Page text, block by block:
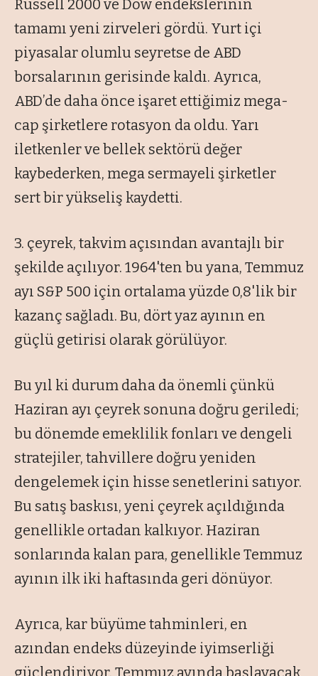
Russell 2000 ve Dow endekslerinin
tamamı yeni zirveleri gördü. Yurt içi
piyasalar olumlu seyretse de ABD
borsalarının gerisinde kaldı. Ayrıca,
ABD’de daha önce işaret ettiğimiz mega-
cap şirketlere rotasyon da oldu. Yarı
iletkenler ve bellek sektörü değer
kaybederken, mega sermayeli şirketler
sert bir yükseliş kaydetti.
3. çeyrek, takvim açısından avantajlı bir
şekilde açılıyor. 1964'ten bu yana, Temmuz
ayı S&P 500 için ortalama yüzde 0,8'lik bir
kazanç sağladı. Bu, dört yaz ayının en
güçlü getirisi olarak görülüyor.
Bu yıl ki durum daha da önemli çünkü
Haziran ayı çeyrek sonuna doğru geriledi;
bu dönemde emeklilik fonları ve dengeli
stratejiler, tahvillere doğru yeniden
dengelemek için hisse senetlerini satıyor.
Bu satış baskısı, yeni çeyrek açıldığında
genellikle ortadan kalkıyor. Haziran
sonlarında kalan para, genellikle Temmuz
ayının ilk iki haftasında geri dönüyor.
Ayrıca, kar büyüme tahminleri, en
azından endeks düzeyinde iyimserliği
güçlendiriyor. Temmuz ayında başlayacak